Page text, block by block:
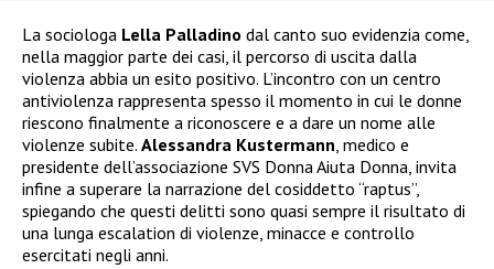
La sociologa Lella Palladino dal canto suo evidenzia come,
nella maggior parte dei casi, il percorso di uscita dalla
violenza abbia un esito positivo. L’incontro con un centro
antiviolenza rappresenta spesso il momento in cui le donne
riescono finalmente a riconoscere e a dare un nome alle
violenze subite. Alessandra Kustermann , medico e
presidente dell’associazione SVS Donna Aiuta Donna, invita
infine a superare la narrazione del cosiddetto “raptus”,
spiegando che questi delitti sono quasi sempre il risultato di
una lunga escalation di violenze, minacce e controllo
esercitati negli anni.